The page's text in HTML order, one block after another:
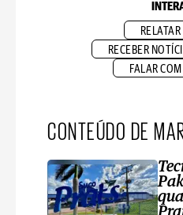
RECEBER
FALAR
CONTEÚDO DE